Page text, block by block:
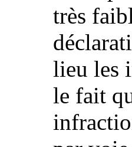
très
lieu les
le fait